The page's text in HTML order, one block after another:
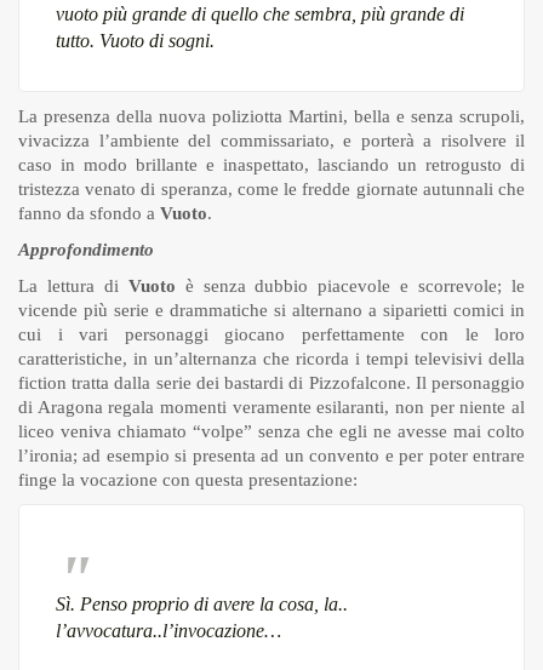
vuoto più grande di quello che sembra, più grande di
tutto. Vuoto di sogni.
La presenza della nuova poliziotta Martini, bella e senza scrupoli,
vivacizza l’ambiente del commissariato, e porterà a risolvere il
caso in modo brillante e inaspettato, lasciando un retrogusto di
tristezza venato di speranza, come le fredde giornate autunnali che
fanno da sfondo a Vuoto.
Approfondimento
La lettura di Vuoto è senza dubbio piacevole e scorrevole; le
vicende più serie e drammatiche si alternano a siparietti comici in
cui i vari personaggi giocano perfettamente con le loro
caratteristiche, in un’alternanza che ricorda i tempi televisivi della
fiction tratta dalla serie dei bastardi di Pizzofalcone. Il personaggio
di Aragona regala momenti veramente esilaranti, non per niente al
liceo veniva chiamato “volpe” senza che egli ne avesse mai colto
l’ironia; ad esempio si presenta ad un convento e per poter entrare
finge la vocazione con questa presentazione:
Sì. Penso proprio di avere la cosa, la..
l’avvocatura..l’invocazione…